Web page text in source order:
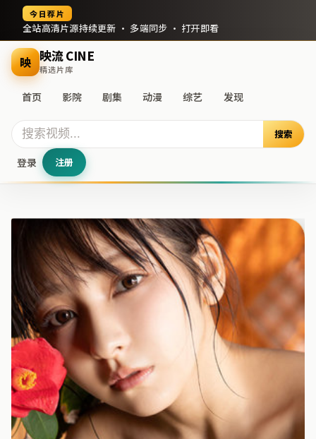
今日荐片
全站高清片源持续更新 · 多端同步 · 打开即看
映 映流 CINE
精选片库
首页 影院 剧集 动漫 综艺 发现
搜索
登录 注册